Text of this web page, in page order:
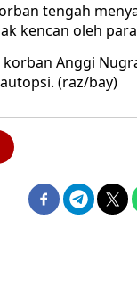
tengah
kencan oleh
Anggi
(raz/bay)